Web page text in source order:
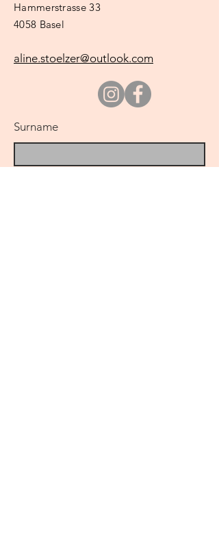
Hammerstrasse 33
4058 Basel
aline.stoelzer@outlook.com
Surname